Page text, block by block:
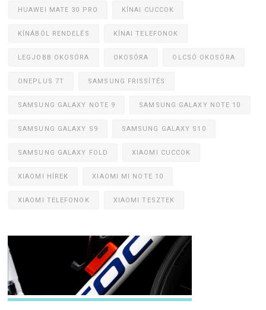
HUAWEI MATE 30 PRO KÍNAI CUCCOK
KÍNÁBÓL RENDELÉS KÍNAI TELEFONOK
LEGJOBB OKOSÓRA OKOSÓRA OLCSÓ OKOSÓRA
ONEPLUS 7T SAMSUNG FRISSÍTÉS
SAMSUNG GALAXY NOTE 9 SAMSUNG GALAXY NOTE 10
SAMSUNG GALAXY S9 SAMSUNG GALAXY S10
SAMSUNG GALAXY FOLD XIAOMI CUCCOK
XIAOMI HÍREK XIAOMI MI NOTE 10
XIAOMI TELEFONOK XIAOMI TESZTEK